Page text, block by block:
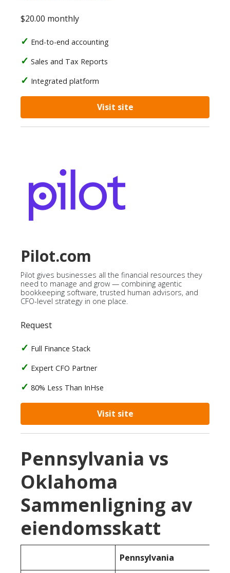
$20.00 monthly
End-to-end accounting
Sales and Tax Reports
Integrated platform
Visit site
Pilot.com
Pilot gives businesses all the financial resources they
need to manage and grow — combining agentic
bookkeeping software, trusted human advisors, and
CFO-level strategy in one place.
Request
Full Finance Stack
Expert CFO Partner
80% Less Than InHse
Visit site
Pennsylvania vs
Oklahoma
Sammenligning av
eiendomsskatt
Pennsylvania